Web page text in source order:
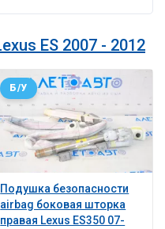
ES 2007 - 2012
Подушка безопасности
airbag боковая шторка
правая Lexus ES350 07-
Б/У